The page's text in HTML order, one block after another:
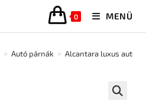
0 MENÜ
> Autó párnák > Alcantara luxus